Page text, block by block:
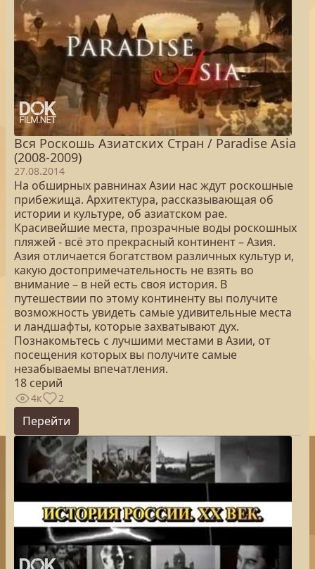
Вся Роскошь Азиатских Стран / Paradise Asia
(2008-2009)
27.08.2014
На обширных равнинах Азии нас ждут роскошные
прибежища. Архитектура, рассказывающая об
истории и культуре, об азиатском рае.
Красивейшие места, прозрачные воды роскошных
пляжей - всё это прекрасный континент – Азия.
Азия отличается богатством различных культур и,
какую достопримечательность не взять во
внимание – в ней есть своя история. В
путешествии по этому континенту вы получите
возможность увидеть самые удивительные места
и ландшафты, которые захватывают дух.
Познакомьтесь с лучшими местами в Азии, от
посещения которых вы получите самые
незабываемы впечатления.
18 серий
4к 2
Перейти